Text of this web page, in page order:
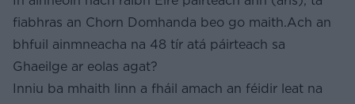
fiabhras an Chorn Domhanda beo go maith.Ach an
bhfuil ainmneacha na 48 tír atá páirteach sa
Ghaeilge ar eolas agat?
Inniu ba mhaith linn a fháil amach an féidir leat na